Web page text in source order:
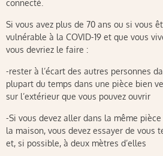
connecté.
Si vous avez plus de 70 ans ou si vous
vulnérable à la COVID-19 et que vous
vous devriez le faire :
-rester à l’écart des autres personnes
plupart du temps dans une pièce bien
sur l’extérieur que vous pouvez ouvrir
-Si vous devez aller dans la même
la maison, vous devez essayer de vous
et, si possible, à deux mètres d’elles